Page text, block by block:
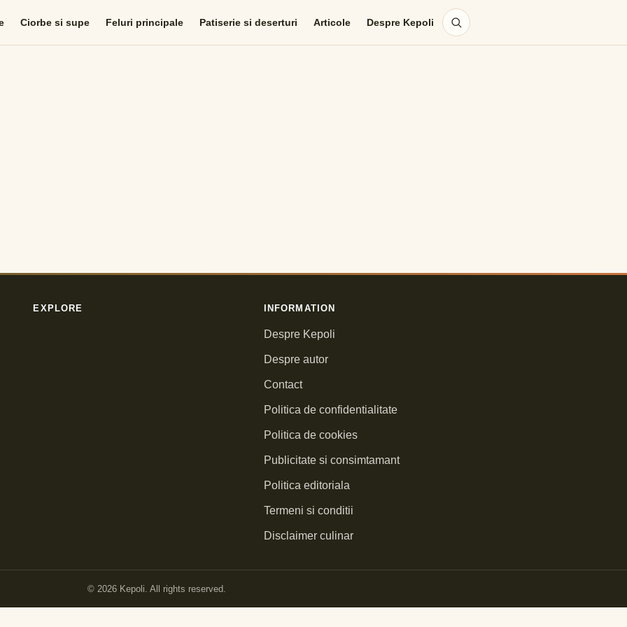
Ciorbe si supe Feluri principale Patiserie si deserturi Articole Despre Kepoli
EXPLORE INFORMATION
Despre Kepoli
Despre autor
Contact
Politica de confidentialitate
Politica de cookies
Publicitate si consimtamant
Politica editoriala
Termeni si conditii
Disclaimer culinar
© 2026 Kepoli. All rights reserved.